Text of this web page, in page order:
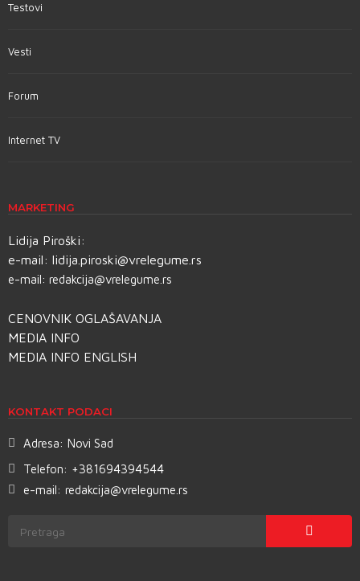
Testovi
Vesti
Forum
Internet TV
MARKETING
Lidija Piroški:
e-mail: lidija.piroski@vrelegume.rs
e-mail: redakcija@vrelegume.rs
CENOVNIK OGLAŠAVANJA
MEDIA INFO
MEDIA INFO ENGLISH
KONTAKT PODACI
Adresa: Novi Sad
Telefon: +381694394544
e-mail: redakcija@vrelegume.rs